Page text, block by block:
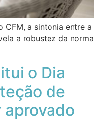
CFM, a sintonia entre a
a robustez da norma
o Dia
de
aprovado